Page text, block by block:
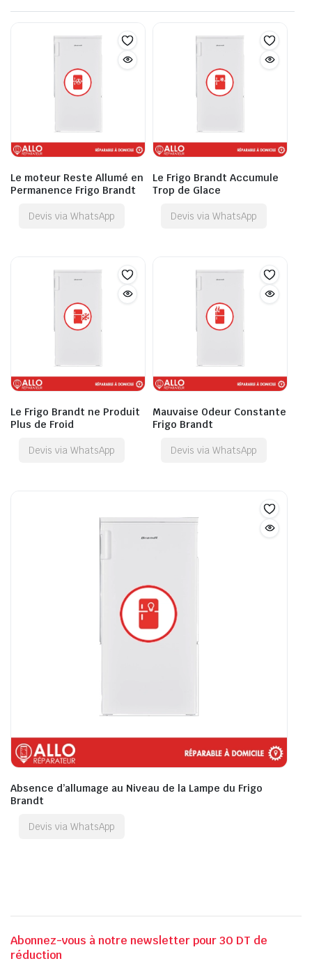
Le moteur Reste Allumé en
Permanence Frigo Brandt
Devis via WhatsApp
Le Frigo Brandt Accumule
Trop de Glace
Devis via WhatsApp
Le Frigo Brandt ne Produit
Plus de Froid
Devis via WhatsApp
Mauvaise Odeur Constante
Frigo Brandt
Devis via WhatsApp
Absence d’allumage au Niveau de la Lampe du Frigo
Brandt
Devis via WhatsApp
Abonnez-vous à notre newsletter pour 30 DT de
réduction